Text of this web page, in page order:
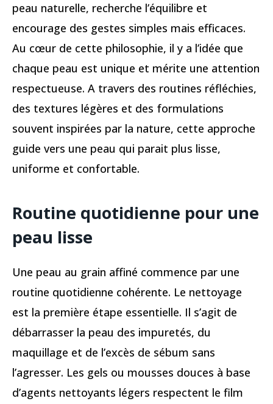
peau naturelle, recherche l’équilibre et
encourage des gestes simples mais efficaces.
Au cœur de cette philosophie, il y a l’idée que
chaque peau est unique et mérite une attention
respectueuse. A travers des routines réfléchies,
des textures légères et des formulations
souvent inspirées par la nature, cette approche
guide vers une peau qui parait plus lisse,
uniforme et confortable.
Routine quotidienne pour une
peau lisse
Une peau au grain affiné commence par une
routine quotidienne cohérente. Le nettoyage
est la première étape essentielle. Il s’agit de
débarrasser la peau des impuretés, du
maquillage et de l’excès de sébum sans
l’agresser. Les gels ou mousses douces à base
d’agents nettoyants légers respectent le film